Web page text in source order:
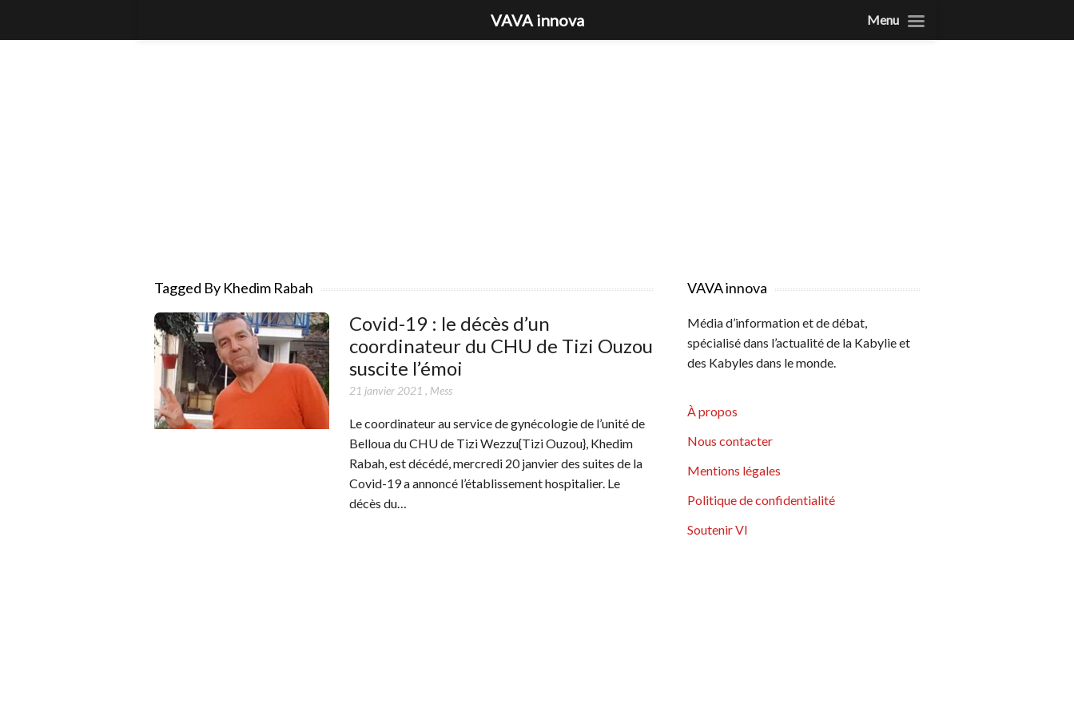
Tagged By Khedim Rabah
Covid-19 : le décès d’un
coordinateur du CHU de Tizi Ouzou
suscite l’émoi
21 janvier 2021 , Mess
Le coordinateur au service de gynécologie de l’unité de
Belloua du CHU de Tizi Wezzu{Tizi Ouzou}, Khedim
Rabah, est décédé, mercredi 20 janvier des suites de la
Covid-19 a annoncé l’établissement hospitalier. Le
décès du…
VAVA innova
Média d’information et de débat,
spécialisé dans l’actualité de la Kabylie et
des Kabyles dans le monde.
À propos
Nous contacter
Mentions légales
Politique de confidentialité
Soutenir VI
VAVA innova Menu